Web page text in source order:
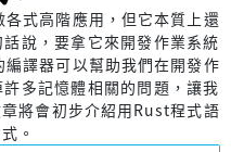
式高階應用，但它本質上還
說，要拿它來開發作業系統
譯器可以幫助我們在開發作
多記憶體相關的問題，讓我
將會初步介紹用Rust程式語
。